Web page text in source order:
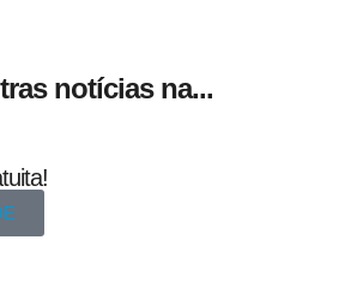
notícias na...